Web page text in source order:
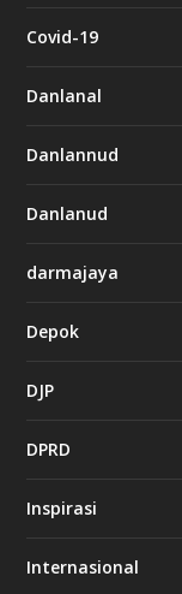
Covid-19
Danlanal
Danlannud
Danlanud
darmajaya
Depok
DJP
DPRD
Inspirasi
Internasional